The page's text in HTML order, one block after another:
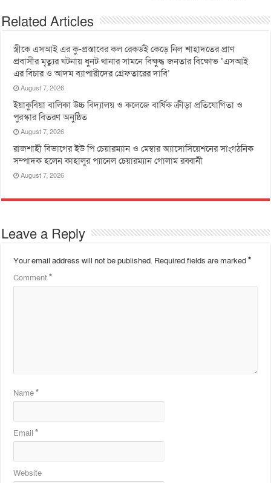
Related Articles
স্ত্রীকে এসআই এর কু-প্রস্তাবের কল রেকর্ডই কেড়ে নিল শাহাদতের প্রাণ
প্রবাসীর মৃত্যুর ঘটনায় ধুনট থানার সামনে বিক্ষুদ্ধ জনতার বিক্ষোভ ‘এসআই
এর বিচার ও আদম ব্যাপারীদের গ্রেফতারের দাবি’
August 7, 2026
ইয়াকুবিয়া বালিকা উচ্চ বিদ্যালয় ও কলেজে বার্ষিক ক্রীড়া প্রতিযোগিতা ও
পুরস্কার বিতরণ অনুষ্ঠিত
August 7, 2026
রাজশাহী বিভাগের ইউ পি চেয়ারম্যান ও মেম্বার অ্যাসোসিয়েশনের সাংগঠনিক
সম্পাদক হলেন কাহালুর প্যানেল চেয়ারম্যান গোলাম রব্বানী
August 7, 2026
Leave a Reply
Your email address will not be published. Required fields are marked*
Comment*
Name*
Email*
Website